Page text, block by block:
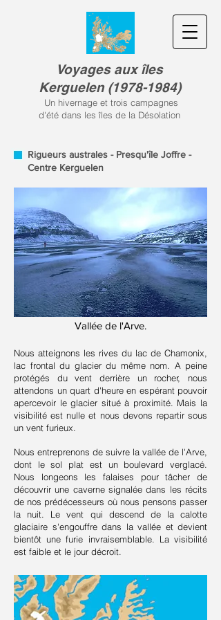
Voyages aux îles
Kerguelen (1978-1984)
Un hivernage et trois campagnes
d'été dans les îles de la Désolation
Rigueurs australes - Presqu'île Joffre -
Centre Kerguelen
Vallée de l'Arve.
Nous atteignons les rives du lac de Chamonix,
lac frontal du glacier du même nom. A peine
protégés du vent derrière un rocher, nous
attendons un quart d'heure en espérant pouvoir
apercevoir le glacier situé à proximité. Mais la
visibilité est nulle et nous devons repartir sous
un vent furieux.
Nous entreprenons de suivre la vallée de l'Arve,
dont le sol plat est un boulevard verglacé.
Nous longeons les falaises pour tâcher de
découvrir une caverne signalée dans les récits
de nos prédécesseurs où nous pensons passer
la nuit. Le vent qui descend de la calotte
glaciaire s'engouffre dans la vallée et devient
bientôt une furie invraisemblable. La visibilité
est faible et le jour décroit.